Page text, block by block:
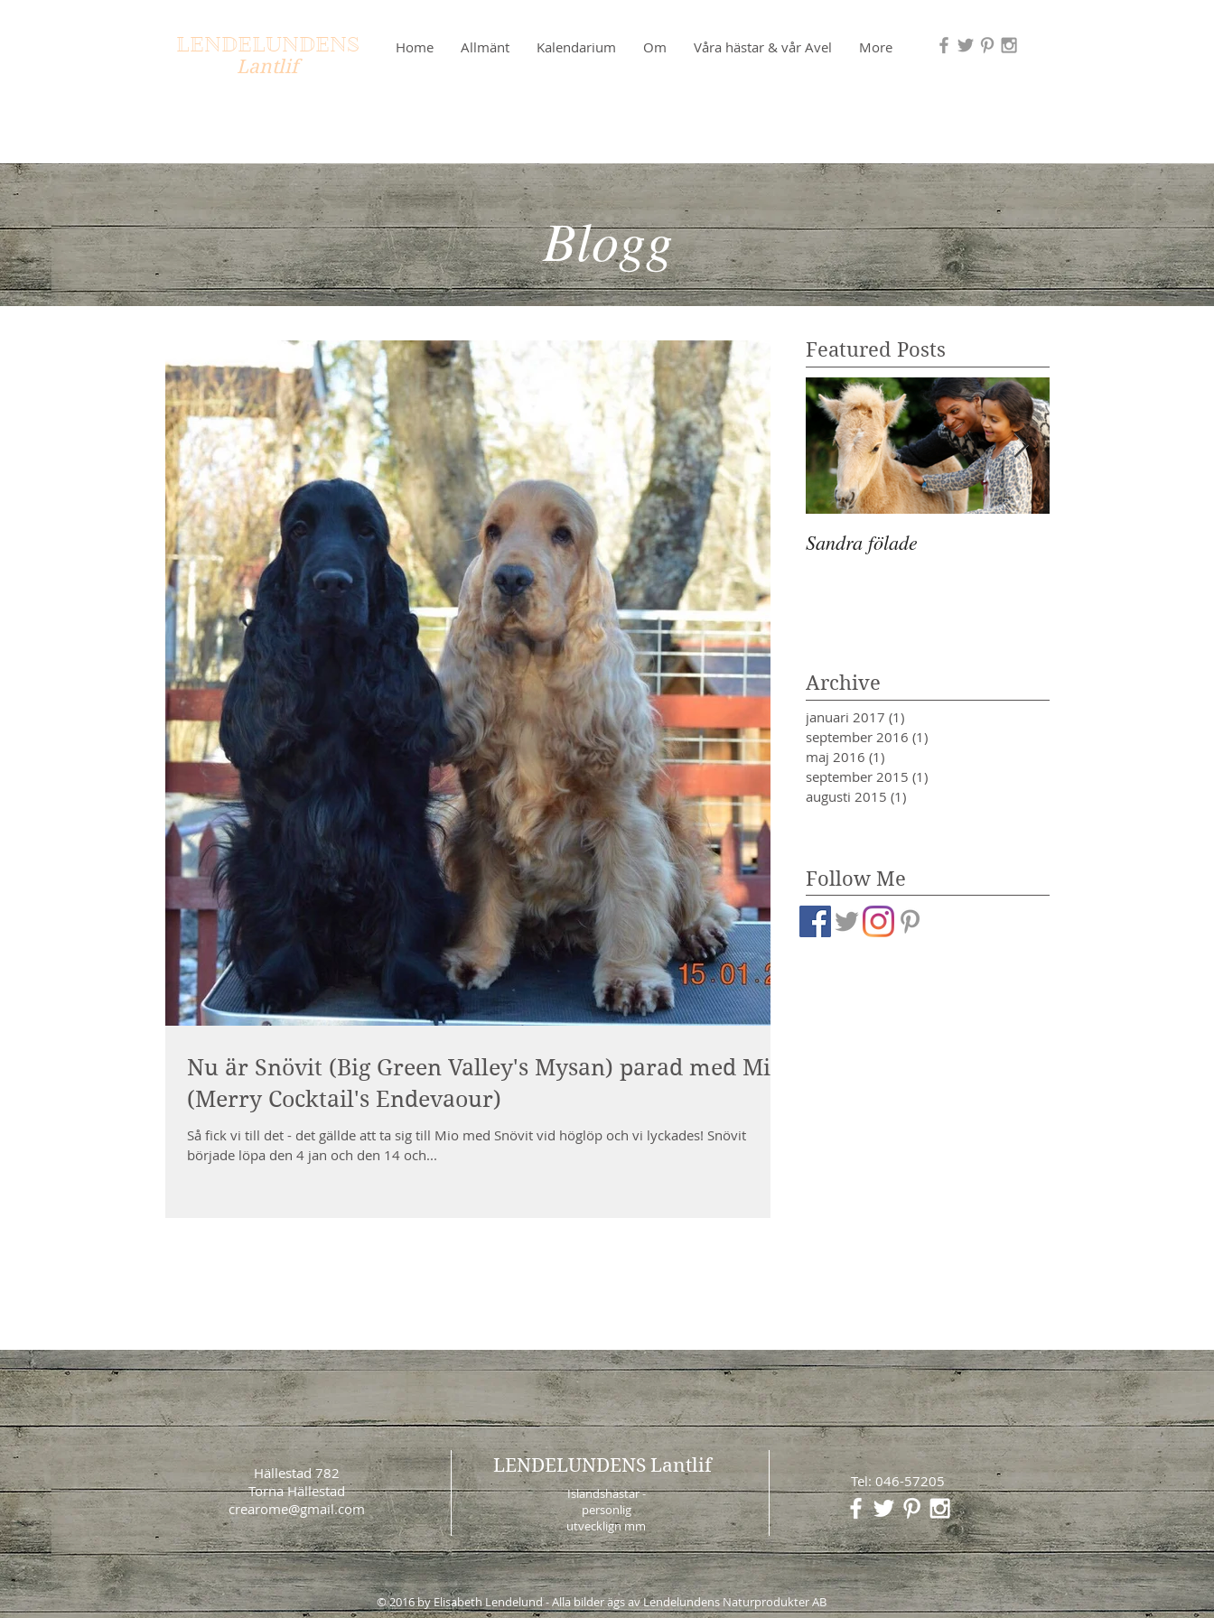
LENDELUNDENS
Lantlif
Home Allmänt Kalendarium Om Våra hästar & vår Avel More
Blogg
Nu är Snövit (Big Green Valley's Mysan) parad med Mio
(Merry Cocktail's Endevaour)
Så fick vi till det - det gällde att ta sig till Mio med Snövit vid höglöp och vi lyckades! Snövit
började löpa den 4 jan och den 14 och...
Featured Posts
Sandra fölade
Archive
januari 2017 (1)
september 2016 (1)
maj 2016 (1)
september 2015 (1)
augusti 2015 (1)
Follow Me
Hällestad 782
Torna Hällestad
crearome@gmail.com
LENDELUNDENS Lantlif
Islandshästar -
personlig
utvecklign mm
Tel: 046-57205
© 2016 by Elisabeth Lendelund - Alla bilder ägs av Lendelundens Naturprodukter AB